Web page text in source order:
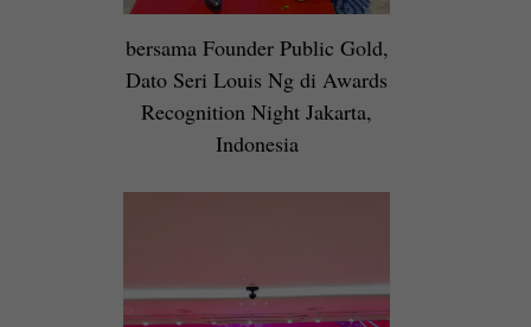
bersama Founder Public Gold,
Dato Seri Louis Ng di Awards
Recognition Night Jakarta,
Indonesia